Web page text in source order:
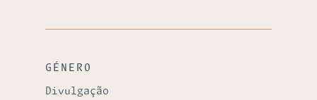
GÉNERO
Divulgação